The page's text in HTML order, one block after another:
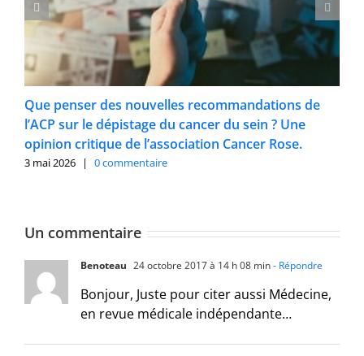
Que penser des nouvelles recommandations de
l’ACP sur le dépistage du cancer du sein ? Une
opinion critique de l’association Cancer Rose.
3 mai 2026 | 0 commentaire
Un commentaire
Benoteau 24 octobre 2017 à 14 h 08 min- Répondre
Bonjour, Juste pour citer aussi Médecine,
en revue médicale indépendante…